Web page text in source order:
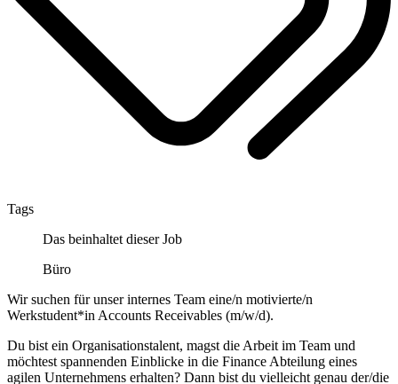
Tags
Das beinhaltet dieser Job
Büro
Wir suchen für unser internes Team eine/n motivierte/n
Werkstudent*in Accounts Receivables (m/w/d).
Du bist ein Organisationstalent, magst die Arbeit im Team und
möchtest spannenden Einblicke in die Finance Abteilung eines
agilen Unternehmens erhalten? Dann bist du vielleicht genau der/die